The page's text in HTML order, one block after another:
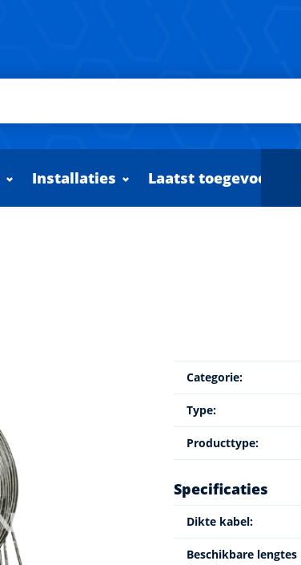
Installaties Laatst toegevoegd
Categorie:
Type:
Producttype:
Specificaties
Dikte kabel:
Beschikbare lengtes